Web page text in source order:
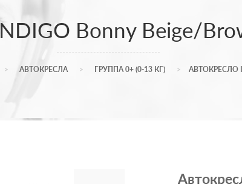
Bonny Beige/
АВТОКРЕСЛА ГРУППА 0+ (0-13 КГ) АВТОКРЕСЛО